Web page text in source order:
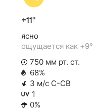
+11°
ясно
ощущается как +9°
750 мм рт. ст.
68%
3 м/с С-СВ
1
0%